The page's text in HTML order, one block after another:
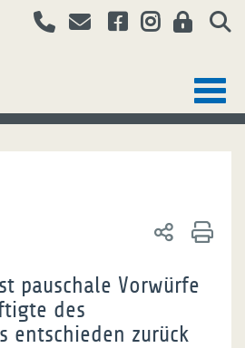
pauschale Vorwürfe
des
entschieden zurück